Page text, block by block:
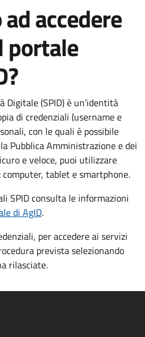
accedere
portale
Digitale (SPID) è un’identità
di credenziali (username e
con le quali è possibile
Pubblica Amministrazione e dei
e veloce, puoi utilizzare
computer, tablet e smartphone.
SPID consulta le informazioni
di AgID.
per accedere ai servizi
prevista selezionando
rilasciate.